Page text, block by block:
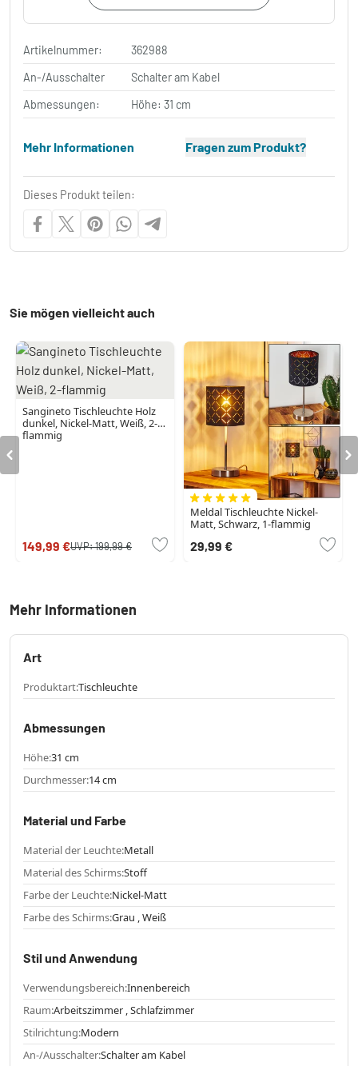
Artikelnummer:
362988
An-/Ausschalter
Schalter am Kabel
Abmessungen:
Höhe: 31 cm
Mehr Informationen Fragen zum Produkt?
Dieses Produkt teilen:
Sie mögen vielleicht auch
Sangineto Tischleuchte Holz
dunkel, Nickel-Matt, Weiß, 2-
flammig
149,99 €UVP:199,99 €
Meldal Tischleuchte Nickel-
Matt, Schwarz, 1-flammig
29,99 €
Mehr Informationen
Art
Produktart:Tischleuchte
Abmessungen
Höhe:31 cm
Durchmesser:14 cm
Material und Farbe
Material der Leuchte:Metall
Material des Schirms:Stoff
Farbe der Leuchte:Nickel-Matt
Farbe des Schirms:Grau , Weiß
Stil und Anwendung
Verwendungsbereich:Innenbereich
Raum:Arbeitszimmer , Schlafzimmer
Stilrichtung:Modern
An-/Ausschalter:Schalter am Kabel